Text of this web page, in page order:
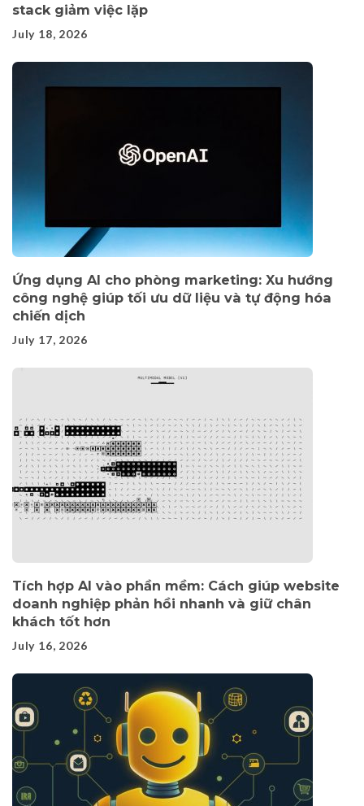
stack giảm việc lặp
July 18, 2026
Ứng dụng AI cho phòng marketing: Xu hướng
công nghệ giúp tối ưu dữ liệu và tự động hóa
chiến dịch
July 17, 2026
Tích hợp AI vào phần mềm: Cách giúp website
doanh nghiệp phản hồi nhanh và giữ chân
khách tốt hơn
July 16, 2026